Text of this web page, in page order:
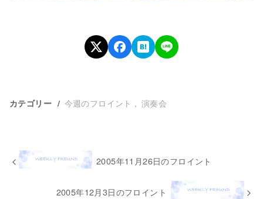
カテゴリー 今週のフロイント 演奏会
2005年11月26日のフロイント
2005年12月3日のフロイント